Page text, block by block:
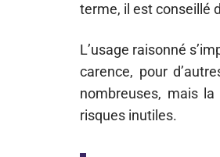
terme, il est conseillé
L’usage raisonné
carence, pour
nombreuses, mais
risques inutiles.